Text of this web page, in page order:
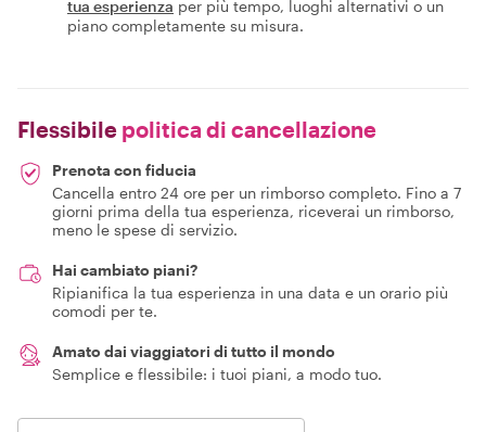
tua esperienza per più tempo, luoghi alternativi o un
piano completamente su misura.
Flessibile politica di cancellazione
Prenota con fiducia
Cancella entro 24 ore per un rimborso completo. Fino a 7
giorni prima della tua esperienza, riceverai un rimborso,
meno le spese di servizio.
Hai cambiato piani?
Ripianifica la tua esperienza in una data e un orario più
comodi per te.
Amato dai viaggiatori di tutto il mondo
Semplice e flessibile: i tuoi piani, a modo tuo.